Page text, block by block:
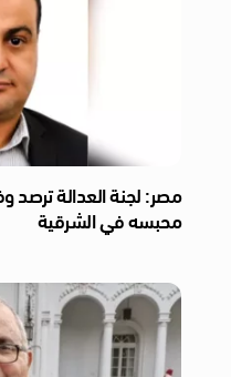
مصر: لجنة العدالة
محبسه في الشرقية